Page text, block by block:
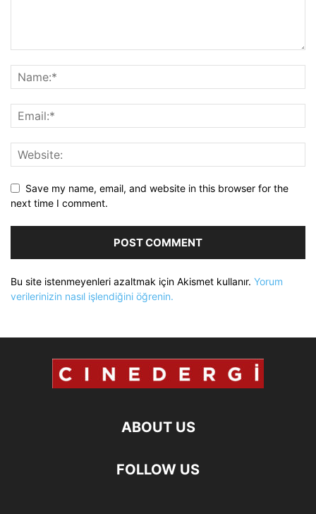
Save my name, email, and website in this browser for the
next time I comment.
Bu site istenmeyenleri azaltmak için Akismet kullanır. Yorum
verilerinizin nasıl işlendiğini öğrenin.
ABOUT US
FOLLOW US